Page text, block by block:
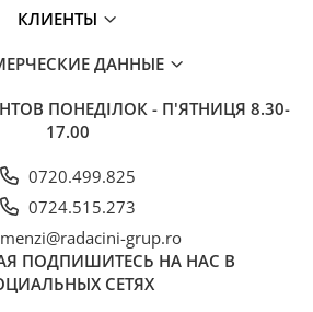
КЛИЕНТЫ
ДАННЫЕ
ПОНЕДІЛОК - П'ЯТНИЦЯ 8.30-
17.00
0720.499.825
0724.515.273
grup.ro
ПОДПИШИТЕСЬ НА НАС В
СЕТЯХ